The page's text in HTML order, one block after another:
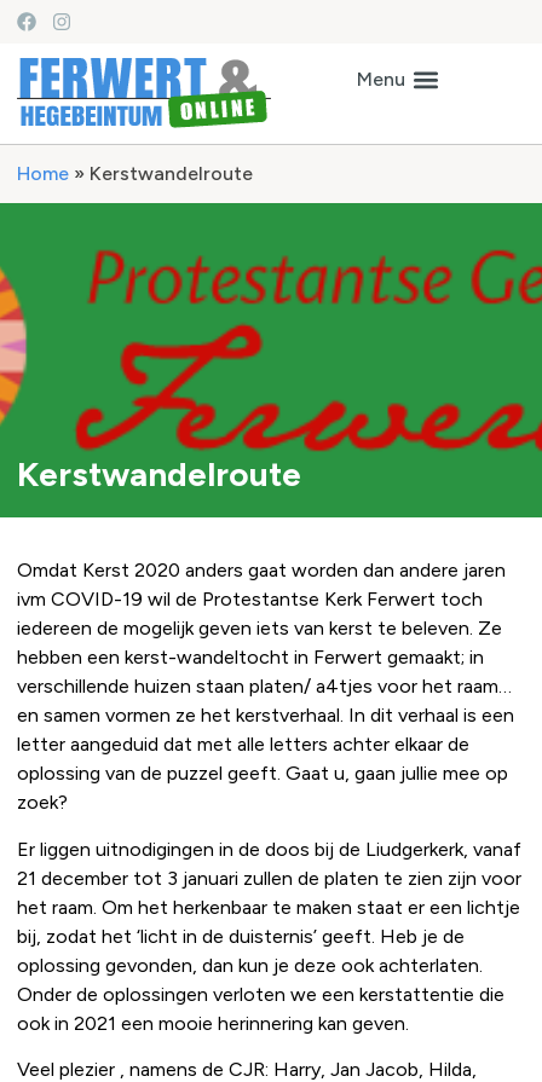
Home » Kerstwandelroute
Kerstwandelroute
Omdat Kerst 2020 anders gaat worden dan andere jaren
ivm COVID-19 wil de Protestantse Kerk Ferwert toch
iedereen de mogelijk geven iets van kerst te beleven. Ze
hebben een kerst-wandeltocht in Ferwert gemaakt; in
verschillende huizen staan platen/ a4tjes voor het raam…
en samen vormen ze het kerstverhaal. In dit verhaal is een
letter aangeduid dat met alle letters achter elkaar de
oplossing van de puzzel geeft. Gaat u, gaan jullie mee op
zoek?
Er liggen uitnodigingen in de doos bij de Liudgerkerk, vanaf
21 december tot 3 januari zullen de platen te zien zijn voor
het raam. Om het herkenbaar te maken staat er een lichtje
bij, zodat het ‘licht in de duisternis’ geeft. Heb je de
oplossing gevonden, dan kun je deze ook achterlaten.
Onder de oplossingen verloten we een kerstattentie die
ook in 2021 een mooie herinnering kan geven.
Veel plezier , namens de CJR: Harry, Jan Jacob, Hilda,